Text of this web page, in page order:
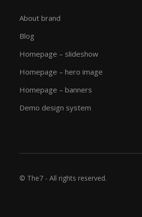
About brand
Blog
Homepage – slideshow
Homepage – hero image
Homepage – banners
Demo design system
© The7 - All rights reserved.